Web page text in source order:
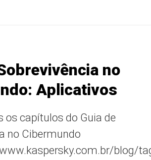
no
Aplicativos
os capítulos do Guia de
no Cibermundo
blog/